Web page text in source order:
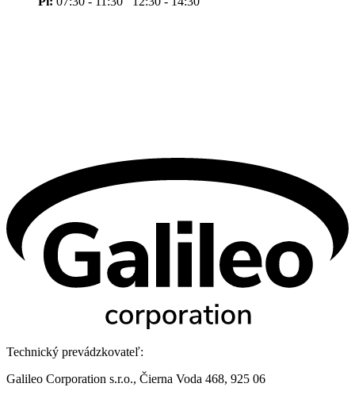
Technický prevádzkovateľ:
Galileo Corporation s.r.o., Čierna Voda 468, 925 06